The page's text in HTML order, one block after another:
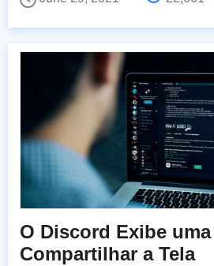
O Discord Exibe uma
Compartilhar a Tela